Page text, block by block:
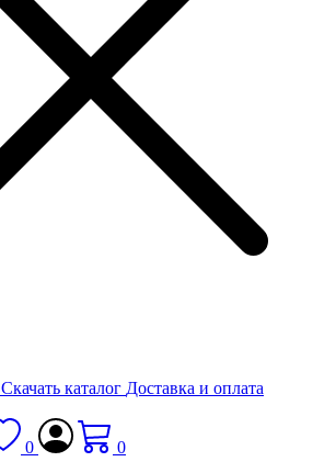
Скачать каталог Доставка и оплата
0
0